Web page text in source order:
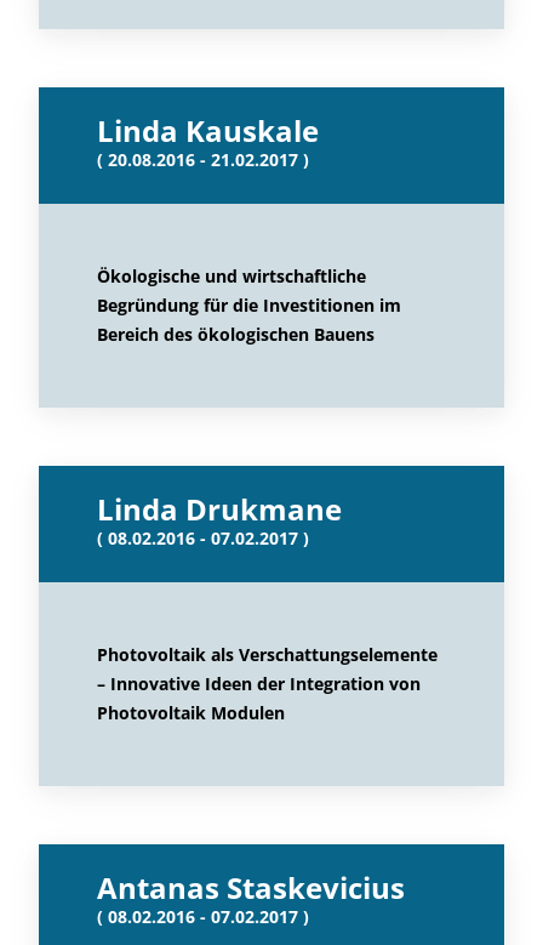
Linda Kauskale
( 20.08.2016 - 21.02.2017 )
Ökologische und wirtschaftliche
Begründung für die Investitionen im
Bereich des ökologischen Bauens
Linda Drukmane
( 08.02.2016 - 07.02.2017 )
Photovoltaik als Verschattungselemente
– Innovative Ideen der Integration von
Photovoltaik Modulen
Antanas Staskevicius
( 08.02.2016 - 07.02.2017 )